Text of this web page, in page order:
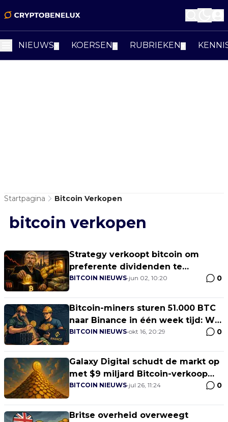
NIEUWS KOERSEN RUBRIEKEN
Startpagina Bitcoin Verkopen
bitcoin verkopen
Strategy verkoopt bitcoin om
preferente dividenden te
ondersteunen
BITCOIN NIEUWS•jun 02, 10:20 0
Bitcoin-miners sturen 51.000 BTC
naar Binance in één week tijd: Wat
betekent dit voor de prijs?
BITCOIN NIEUWS•okt 16, 20:29 0
Galaxy Digital schudt de markt op
met $9 miljard Bitcoin-verkoop
voor whale uit Satoshi-tijdperk
BITCOIN NIEUWS•jul 26, 11:24 0
Britse overheid overweegt